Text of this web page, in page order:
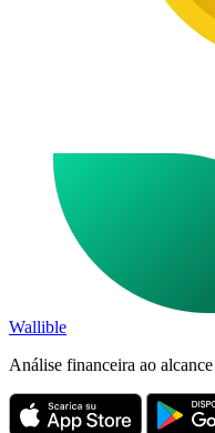
Wallible
Análise financeira ao